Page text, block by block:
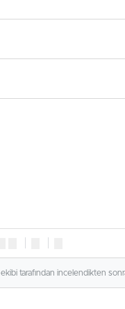
ekibi tarafından incelendikten